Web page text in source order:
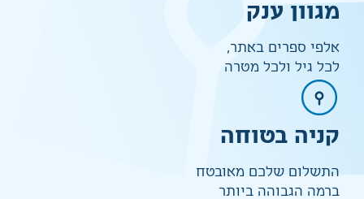
מגוון ענק
אלפי ספרים באתר,
לכל גיל ולכל מטרה
קניה בטוחה
התשלום שלכם מאובטח
ברמה הגבוהה ביותר